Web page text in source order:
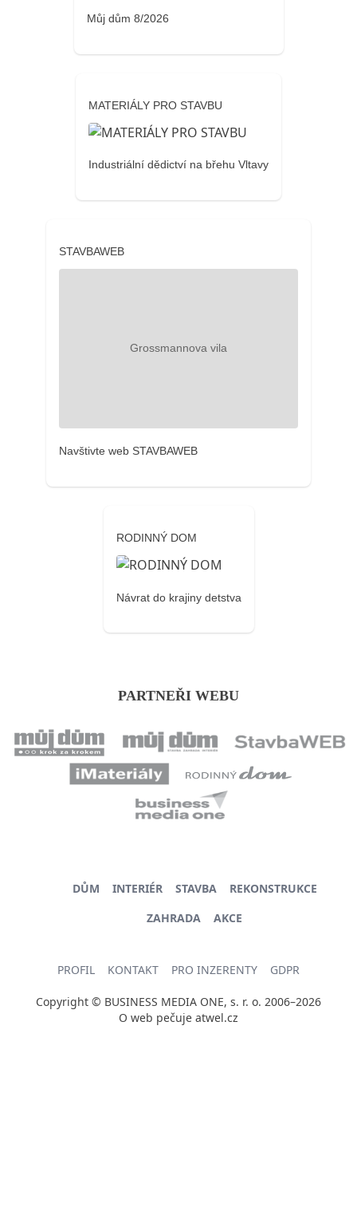
Můj dům 8/2026
MATERIÁLY PRO STAVBU
Industriální dědictví na břehu Vltavy
STAVBAWEB
Navštivte web STAVBAWEB
RODINNÝ DOM
Návrat do krajiny detstva
PARTNEŘI WEBU
DŮM INTERIÉR STAVBA
REKONSTRUKCE
ZAHRADA
AKCE
PROFIL KONTAKT PRO INZERENTY GDPR
Copyright © BUSINESS MEDIA ONE, s. r. o. 2006–2026